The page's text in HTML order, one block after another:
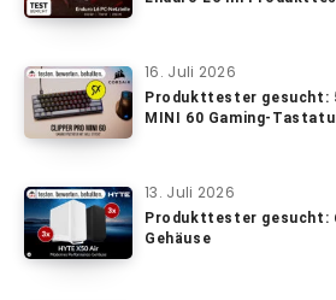
16. Juli 2026
Produkttester gesucht:
MINI 60 Gaming-
13. Juli 2026
Produkttester gesucht:
Gehäuse